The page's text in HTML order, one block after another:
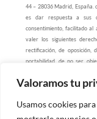
Valoramos tu
Usamos cookies
44 – 28036 Madrid, España.
es dar respuesta a sus
consentimiento, facilitado
valer los siguientes
rectificación, de oposición,
portabilidad, de no ser
autoridad de control.
616 422